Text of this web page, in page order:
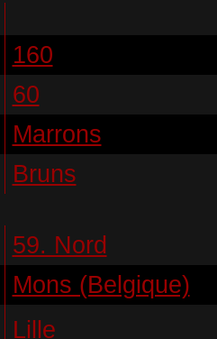
160
60
Marrons
Bruns
59. Nord
Mons (Belgique)
Lille